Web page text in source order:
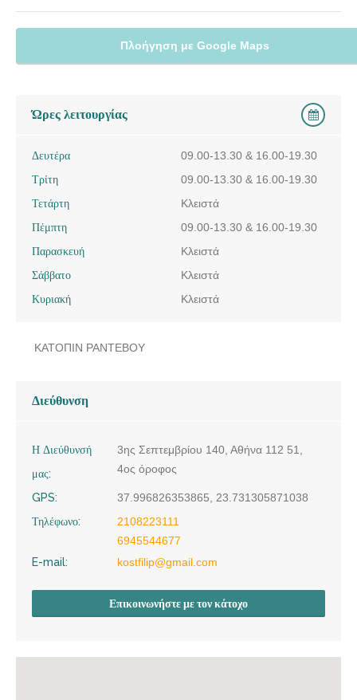
Πλοήγηση με Google Maps
Ώρες λειτουργίας
Δευτέρα
09.00-13.30 & 16.00-19.30
Τρίτη
09.00-13.30 & 16.00-19.30
Τετάρτη
Κλειστά
Πέμπτη
09.00-13.30 & 16.00-19.30
Παρασκευή
Κλειστά
Σάββατο
Κλειστά
Κυριακή
Κλειστά
ΚΑΤΟΠΙΝ ΡΑΝΤΕΒΟΥ
Διεύθυνση
Η Διεύθυνσή
μας:
3ης Σεπτεμβρίου 140, Αθήνα 112 51,
4ος όροφος
GPS:
37.996826353865, 23.731305871038
Τηλέφωνο:
2108223111
6945544677
E-mail:
kostfilip@gmail.com
Επικοινωνήστε με τον κάτοχο